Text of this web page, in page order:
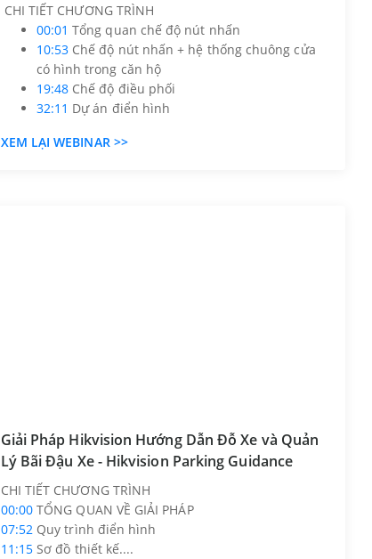
CHI TIẾT CHƯƠNG TRÌNH
00:01 Tổng quan chế độ nút nhấn
10:53 Chế độ nút nhấn + hệ thống chuông cửa
có hình trong căn hộ
19:48 Chế độ điều phối
32:11 Dự án điển hình
XEM LẠI WEBINAR >>
Giải Pháp Hikvision Hướng Dẫn Đỗ Xe và Quản
Lý Bãi Đậu Xe - Hikvision Parking Guidance
CHI TIẾT CHƯƠNG TRÌNH
00:00 TỔNG QUAN VỀ GIẢI PHÁP
07:52 Quy trình điển hình
11:15 Sơ đồ thiết kế....